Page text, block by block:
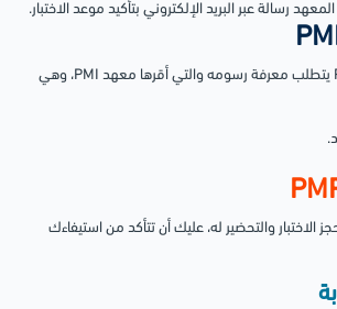
رسالة عبر البريد الإلكتروني بتأكيد موعد الاختبار.
الاهتمام بإجراء اختبار PMP يتطلب معرفة رسومه والتي أقرها معهد PMI، وهي
الاختبار والتحضير له، عليك أن تتأكد من استيفاءك